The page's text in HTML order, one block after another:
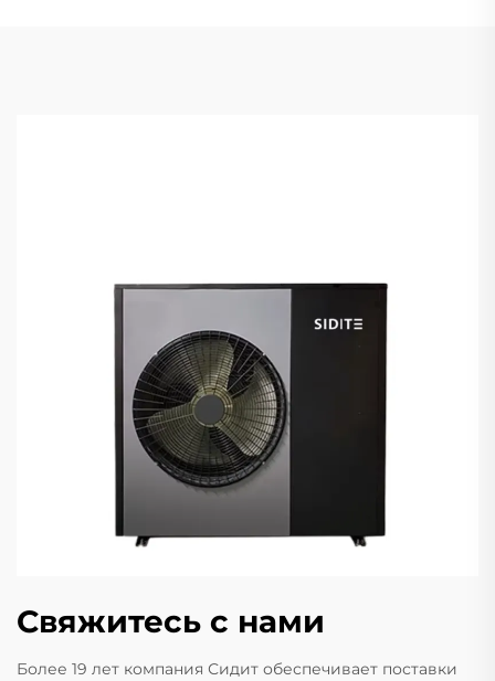
Свяжитесь с нами
Более 19 лет компания Сидит обеспечивает поставки